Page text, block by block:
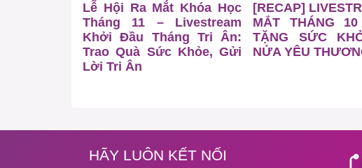
Lễ Hội Ra Mắt Khóa Học
Tháng 11 – Livestream
Khởi Đầu Tháng Tri Ân:
Trao Quà Sức Khỏe, Gửi
Lời Tri Ân
[RECAP]
MẮT THÁNG
TẶNG SỨC
NỬA YÊU
HÃY LUÔN KẾT NỐI